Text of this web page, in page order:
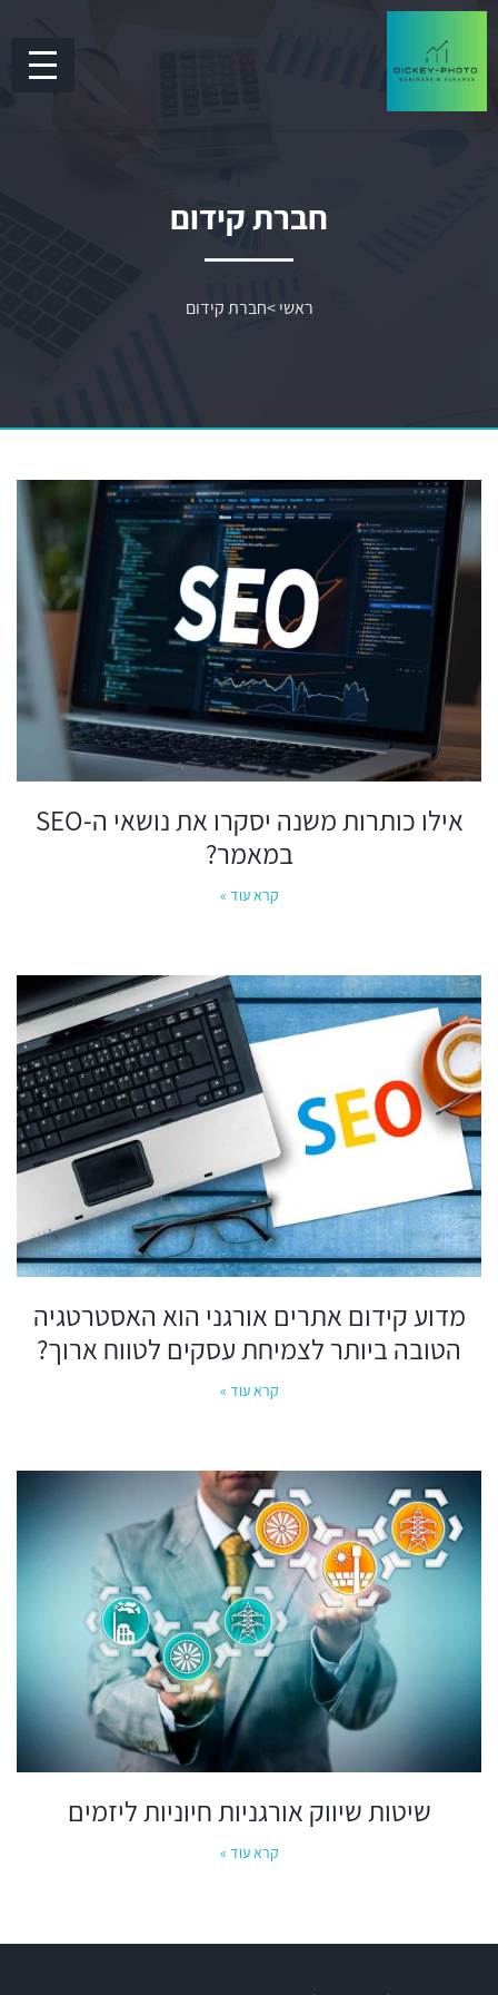
חברת קידום
ראשי>חברת קידום
אילו כותרות משנה יסקרו את נושאי ה-SEO
במאמר?
קרא עוד »
מדוע קידום אתרים אורגני הוא האסטרטגיה
הטובה ביותר לצמיחת עסקים לטווח ארוך?
קרא עוד »
שיטות שיווק אורגניות חיוניות ליזמים
קרא עוד »